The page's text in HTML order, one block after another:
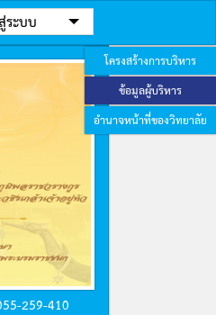
ระบบ
259-410
โครงสร้างการบริหาร
ข้อมูลผู้บริหาร
อำนาจหน้าที่ของวิทยาลัย